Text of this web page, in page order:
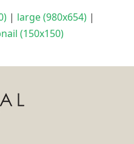
| large (980x654) |
(150x150)